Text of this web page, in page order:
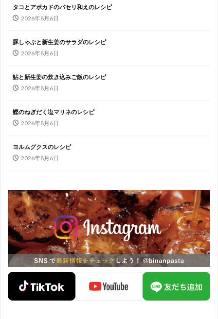
タコとアボカドのパセリ和えのレシピ
2026年8月6日
豚しゃぶと新生姜のサラダのレシピ
2026年8月6日
鮎と新生姜の炊き込みご飯のレシピ
2026年8月6日
鰹のねぎだく塩マリネのレシピ
2026年8月6日
ヨルムグクスのレシピ
2026年8月6日